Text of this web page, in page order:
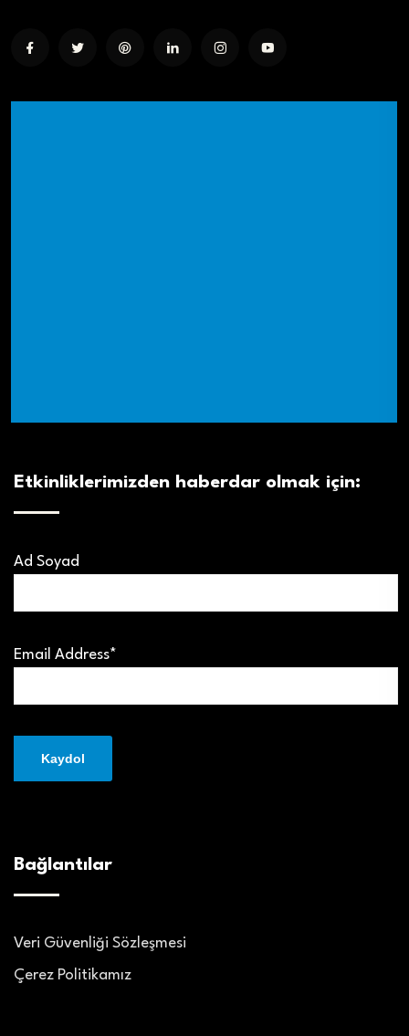
Etkinliklerimizden haberdar olmak için:
Ad Soyad
Email Address*
Bağlantılar
Veri Güvenliği Sözleşmesi
Çerez Politikamız